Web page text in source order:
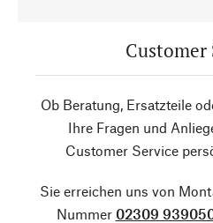
Customer
Ob Beratung, Ersatzteile
Ihre Fragen und
Customer Service
Sie erreichen uns von
Nummer 02309